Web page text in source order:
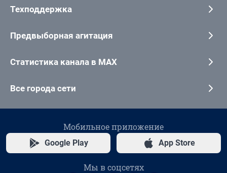
Техподдержка
Предвыборная агитация
Статистика канала в MAX
Все города сети
Мобильное приложение
Google Play App Store
Мы в соцсетях